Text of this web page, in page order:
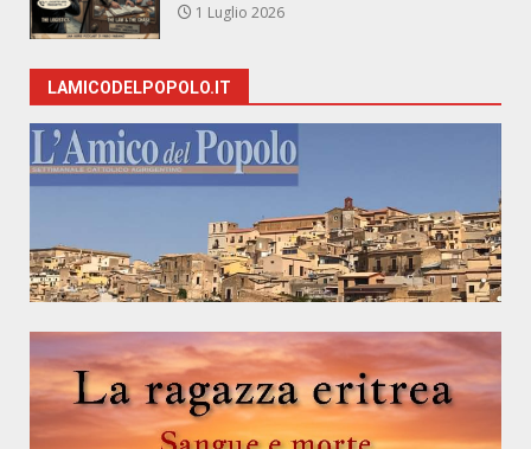
1 Luglio 2026
LAMICODELPOPOLO.IT